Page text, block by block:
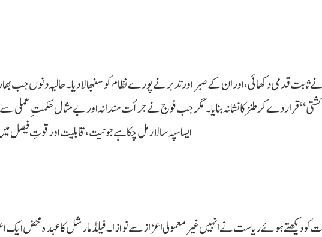
قدمی دکھائی، اور ان کے صبر اور تدبر نے پورے نظام کو سنبھالا دیا۔ حالیہ دنوں
قرار دے کر طنز کا نشانہ بنایا۔ مگر جب فوج نے جرأت مندانہ اور بے مثال حکمتِ عملی سے
ایسا سپہ سالار مل چکا ہے جو نیت، قابلیت اور قوتِ
کو دیکھتے ہوئے ریاست نے انہیں غیر معمولی اعزاز سے نوازا۔ فیلڈ مارشل کا عہدہ محض ایک